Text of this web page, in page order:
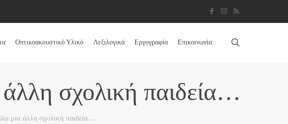
Οπτικοακουστικό Υλικό Λεξιλογικά Εργογραφία Επικοινωνία
σχολική παιδεία…
μια άλλη σχολική παιδεία…